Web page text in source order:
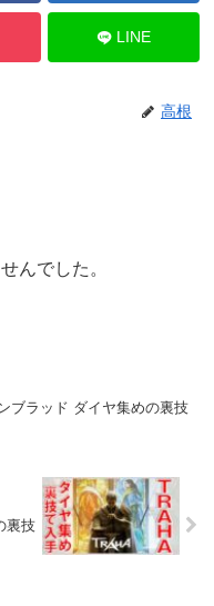
LINE
高根
んでした。
ブラッド ダイヤ集めの裏技
裏技